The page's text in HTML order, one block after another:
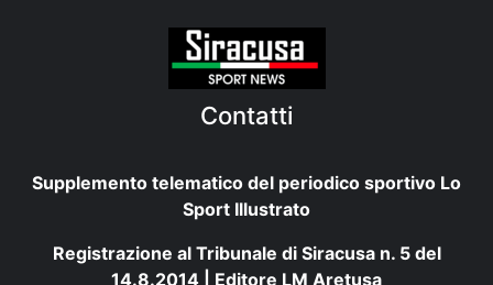
Contatti
Supplemento telematico del periodico sportivo Lo
Sport Illustrato
Registrazione al Tribunale di Siracusa n. 5 del
14.8.2014 | Editore LM Aretusa